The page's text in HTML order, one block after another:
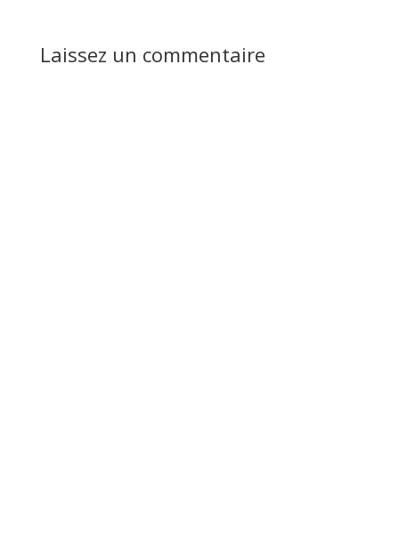
Laissez un commentaire